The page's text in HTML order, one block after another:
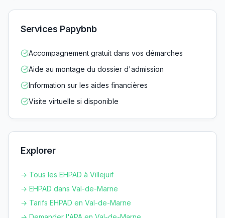
Services Papybnb
Accompagnement gratuit dans vos démarches
Aide au montage du dossier d'admission
Information sur les aides financières
Visite virtuelle si disponible
Explorer
→ Tous les EHPAD à Villejuif
→ EHPAD dans Val-de-Marne
→ Tarifs EHPAD en Val-de-Marne